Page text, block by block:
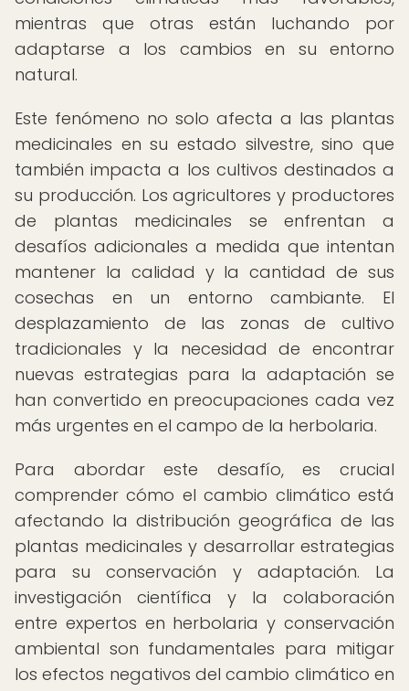
mientras que otras están luchando por
adaptarse a los cambios en su entorno
natural.
Este fenómeno no solo afecta a las plantas
medicinales en su estado silvestre, sino que
también impacta a los cultivos destinados a
su producción. Los agricultores y productores
de plantas medicinales se enfrentan a
desafíos adicionales a medida que intentan
mantener la calidad y la cantidad de sus
cosechas en un entorno cambiante. El
desplazamiento de las zonas de cultivo
tradicionales y la necesidad de encontrar
nuevas estrategias para la adaptación se
han convertido en preocupaciones cada vez
más urgentes en el campo de la herbolaria.
Para abordar este desafío, es crucial
comprender cómo el cambio climático está
afectando la distribución geográfica de las
plantas medicinales y desarrollar estrategias
para su conservación y adaptación. La
investigación científica y la colaboración
entre expertos en herbolaria y conservación
ambiental son fundamentales para mitigar
los efectos negativos del cambio climático en